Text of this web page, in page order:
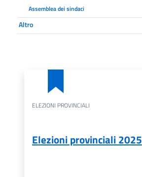
Assemblea dei sindaci
Altro
ELEZIONI PROVINCIALI
Elezioni provinciali 2025